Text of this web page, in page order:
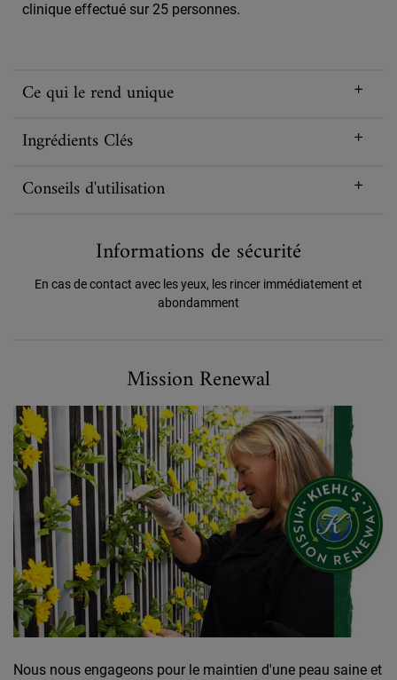
clinique effectué sur 25 personnes.
Ce qui le rend unique
Ingrédients Clés
Conseils d'utilisation
Informations de sécurité
En cas de contact avec les yeux, les rincer immédiatement et
abondamment
Mission Renewal
Nous nous engageons pour le maintien d'une peau saine et